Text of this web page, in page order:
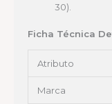
30).
Ficha Técnica
Atributo
Marca